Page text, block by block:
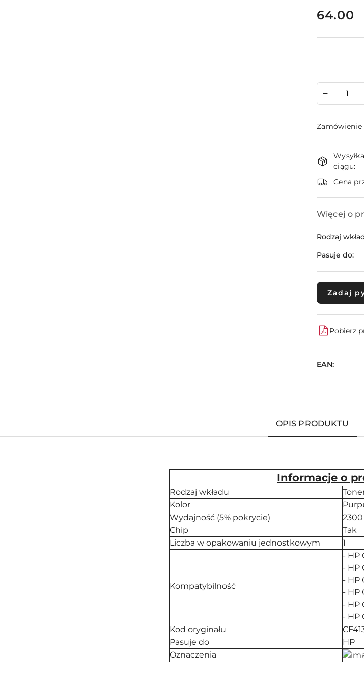
cena:
64.00
Zamówienie
i
ciągu:
Cena
Więcej o
Rodzaj
Pasuje do:
Zadaj
Pobierz
EAN:
OPIS PRODUKTU
Informacje o
Rodzaj wkładu
Kolor
Wydajność (5% pokrycie)
Chip
Tak
Liczba w opakowaniu jednostkowym
1
Kompatybilność
- HP
- HP
- HP
- HP
- HP
- HP
Kod oryginału
Pasuje do
HP
Oznaczenia